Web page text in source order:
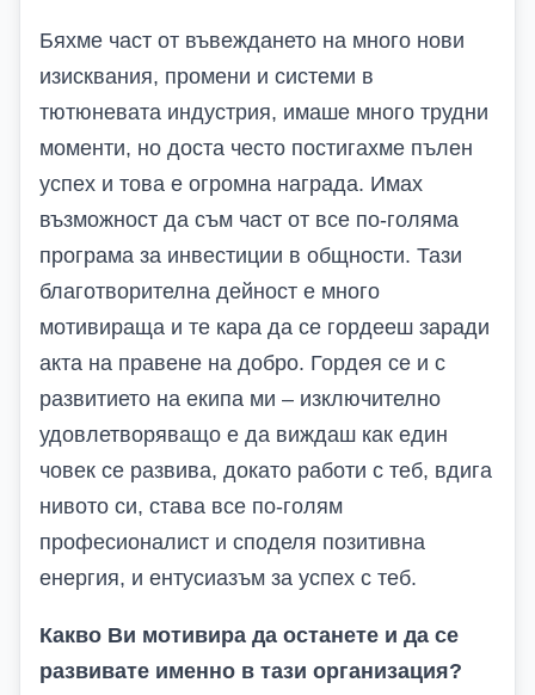
Бяхме част от въвеждането на много нови
изисквания, промени и системи в
тютюневата индустрия, имаше много трудни
моменти, но доста често постигахме пълен
успех и това е огромна награда. Имах
възможност да съм част от все по-голяма
програма за инвестиции в общности. Тази
благотворителна дейност е много
мотивираща и те кара да се гордееш заради
акта на правене на добро. Гордея се и с
развитието на екипа ми – изключително
удовлетворяващо е да виждаш как един
човек се развива, докато работи с теб, вдига
нивото си, става все по-голям
професионалист и споделя позитивна
енергия, и ентусиазъм за успех с теб.
Какво Ви мотивира да останете и да се
развивате именно в тази организация?